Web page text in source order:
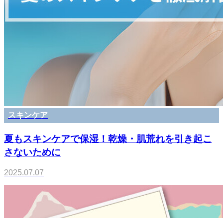
スキンケア
夏もスキンケアで保湿！乾燥・肌荒れを引き起こ
さないために
2025.07.07